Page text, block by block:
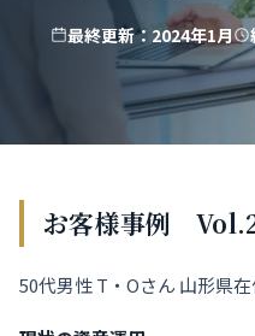
最終更新：2024年1月
お客様事例
50代男性 T・Oさん 山形県